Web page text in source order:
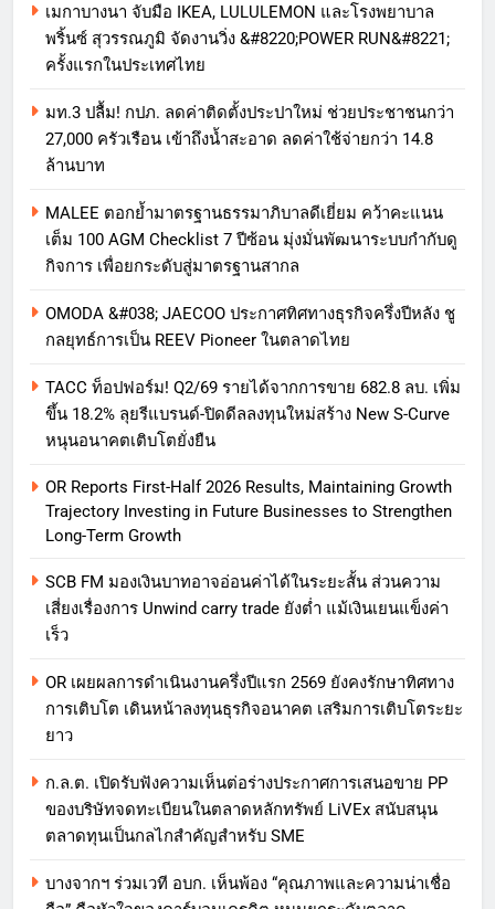
เมกาบางนา จับมือ IKEA, LULULEMON และโรงพยาบาล
พริ้นซ์ สุวรรณภูมิ จัดงานวิ่ง &#8220;POWER RUN&#8221;
ครั้งแรกในประเทศไทย
มท.3 ปลื้ม! กปภ. ลดค่าติดตั้งประปาใหม่ ช่วยประชาชนกว่า
27,000 ครัวเรือน เข้าถึงน้ำสะอาด ลดค่าใช้จ่ายกว่า 14.8
ล้านบาท
MALEE ตอกย้ำมาตรฐานธรรมาภิบาลดีเยี่ยม คว้าคะแนน
เต็ม 100 AGM Checklist 7 ปีซ้อน มุ่งมั่นพัฒนาระบบกำกับดู
กิจการ เพื่อยกระดับสู่มาตรฐานสากล
OMODA &#038; JAECOO ประกาศทิศทางธุรกิจครึ่งปีหลัง ชู
กลยุทธ์การเป็น REEV Pioneer ในตลาดไทย
TACC ท็อปฟอร์ม! Q2/69 รายได้จากการขาย 682.8 ลบ. เพิ่ม
ขึ้น 18.2% ลุยรีแบรนด์-ปิดดีลลงทุนใหม่สร้าง New S-Curve
หนุนอนาคตเติบโตยั่งยืน
OR Reports First-Half 2026 Results, Maintaining Growth
Trajectory Investing in Future Businesses to Strengthen
Long-Term Growth
SCB FM มองเงินบาทอาจอ่อนค่าได้ในระยะสั้น ส่วนความ
เสี่ยงเรื่องการ Unwind carry trade ยังต่ำ แม้เงินเยนแข็งค่า
เร็ว
OR เผยผลการดำเนินงานครึ่งปีแรก 2569 ยังคงรักษาทิศทาง
การเติบโต เดินหน้าลงทุนธุรกิจอนาคต เสริมการเติบโตระยะ
ยาว
ก.ล.ต. เปิดรับฟังความเห็นต่อร่างประกาศการเสนอขาย PP
ของบริษัทจดทะเบียนในตลาดหลักทรัพย์ LiVEx สนับสนุน
ตลาดทุนเป็นกลไกสำคัญสำหรับ SME
บางจากฯ ร่วมเวที อบก. เห็นพ้อง “คุณภาพและความน่าเชื่อ